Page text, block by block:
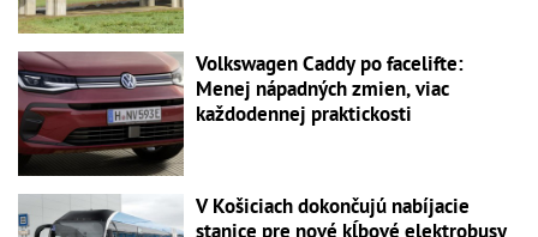
Volkswagen Caddy po facelifte:
Menej nápadných zmien, viac
každodennej praktickosti
V Košiciach dokončujú nabíjacie
stanice pre nové kĺbové elektrobusy